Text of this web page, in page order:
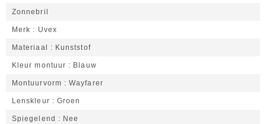
Zonnebril
Merk Uvex
Materiaal Kunststof
Kleur montuur Blauw
Montuurvorm Wayfarer
Lenskleur Groen
Spiegelend Nee